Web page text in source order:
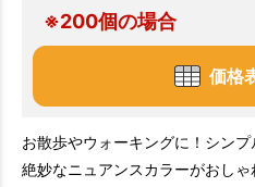
※200個の場合
価格
お散歩やウォーキングに！シンプ
絶妙なニュアンスカラーがおし